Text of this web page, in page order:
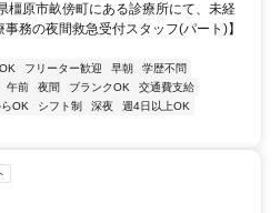
橿原市畝傍町にある診療所にて、未経
務の夜間救急受付スタッフ(パート)】
フリーター歓迎 早朝
学歴不問
午前 夜間 ブランクOK
交通費支給
OK シフト制 深夜
週4日以上OK